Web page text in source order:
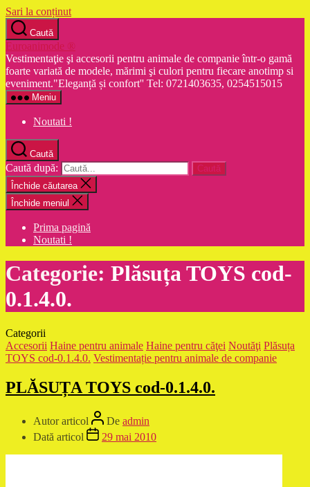
Sari la conținut
Caută
Euroanimode ®
Vestimentaţie şi accesorii pentru animale de companie într-o gamă
foarte variată de modele, mărimi şi culori pentru fiecare anotimp si
eveniment."Eleganță și confort'' Tel: 0721403635, 0254515015
Meniu
Noutati !
Caută
Caută după:
Închide căutarea
Închide meniul
Prima pagină
Noutati !
Categorie: Plăsuța TOYS cod-
0.1.4.0.
Categorii
Accesorii Haine pentru animale Haine pentru căţei Noutăţi Plăsuța
TOYS cod-0.1.4.0. Vestimentație pentru animale de companie
PLĂSUȚA TOYS cod-0.1.4.0.
Autor articol De admin
Dată articol
29 mai 2010